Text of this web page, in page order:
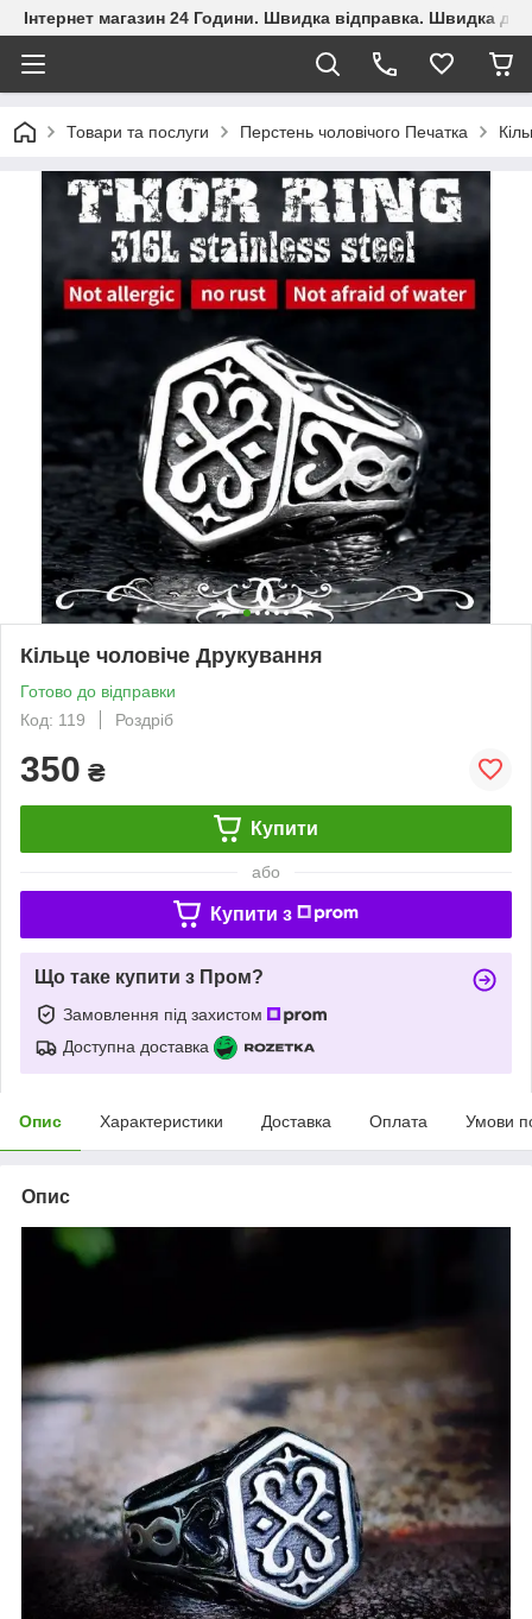
Інтернет магазин 24 Години. Швидка відправка. Швидка
Товари та послуги Перстень чоловічого Печатка
Кільце чоловіче Друкування
Готово до відправки
Код: 119
Роздріб
350 ₴
Купити
або
Купити з
Що таке купити з Пром?
Замовлення під захистом
Доступна доставка
Опис Характеристики Доставка Оплата Умови
Опис